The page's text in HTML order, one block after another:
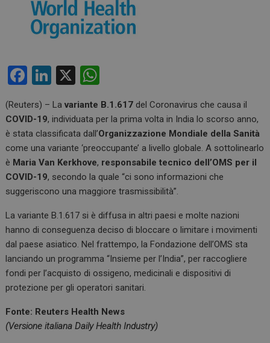
F
ce
b
o
o
k
Li
ke
dI
n
X
at
s
A
p
p
(Reuters) – Lavariante B.1.617 del Coronavirus che causa il
COVID-19, individuata per la prima volta in India lo scorso anno,
è stata classificata dall’Organizzazione Mondiale della Sanità
come una variante ‘preoccupante’ a livello globale. A sottolinearlo
è Maria Van Kerkhove, responsabile tecnico dell’OMS per il
COVID-19, secondo la quale “ci sono informazioni che
suggeriscono una maggiore trasmissibilità”.
La variante B.1.617 si è diffusa in altri paesi e molte nazioni
hanno di conseguenza deciso di bloccare o limitare i movimenti
dal paese asiatico. Nel frattempo, la Fondazione dell’OMS sta
lanciando un programma “Insieme per l’India”, per raccogliere
fondi per l’acquisto di ossigeno, medicinali e dispositivi di
protezione per gli operatori sanitari.
Fonte: Reuters Health News
(Versione italiana Daily Health Industry)